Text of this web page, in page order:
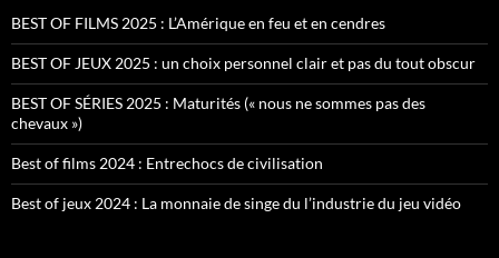
BEST OF FILMS 2025 : L’Amérique en feu et en cendres
BEST OF JEUX 2025 : un choix personnel clair et pas du tout obscur
BEST OF SÉRIES 2025 : Maturités (« nous ne sommes pas des
chevaux »)
Best of films 2024 : Entrechocs de civilisation
Best of jeux 2024 : La monnaie de singe du l’industrie du jeu vidéo